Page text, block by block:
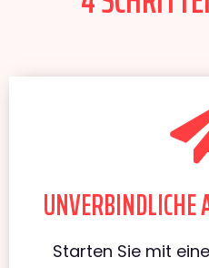
UNVERBINDLICHE
Starten Sie mit